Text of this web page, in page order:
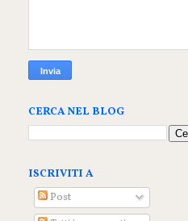
CERCA NEL BLOG
ISCRIVITI A
Post